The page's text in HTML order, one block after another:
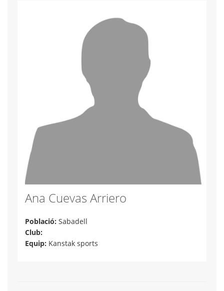
Ana Cuevas Arriero
Població: Sabadell
Club:
Equip: Kanstak sports